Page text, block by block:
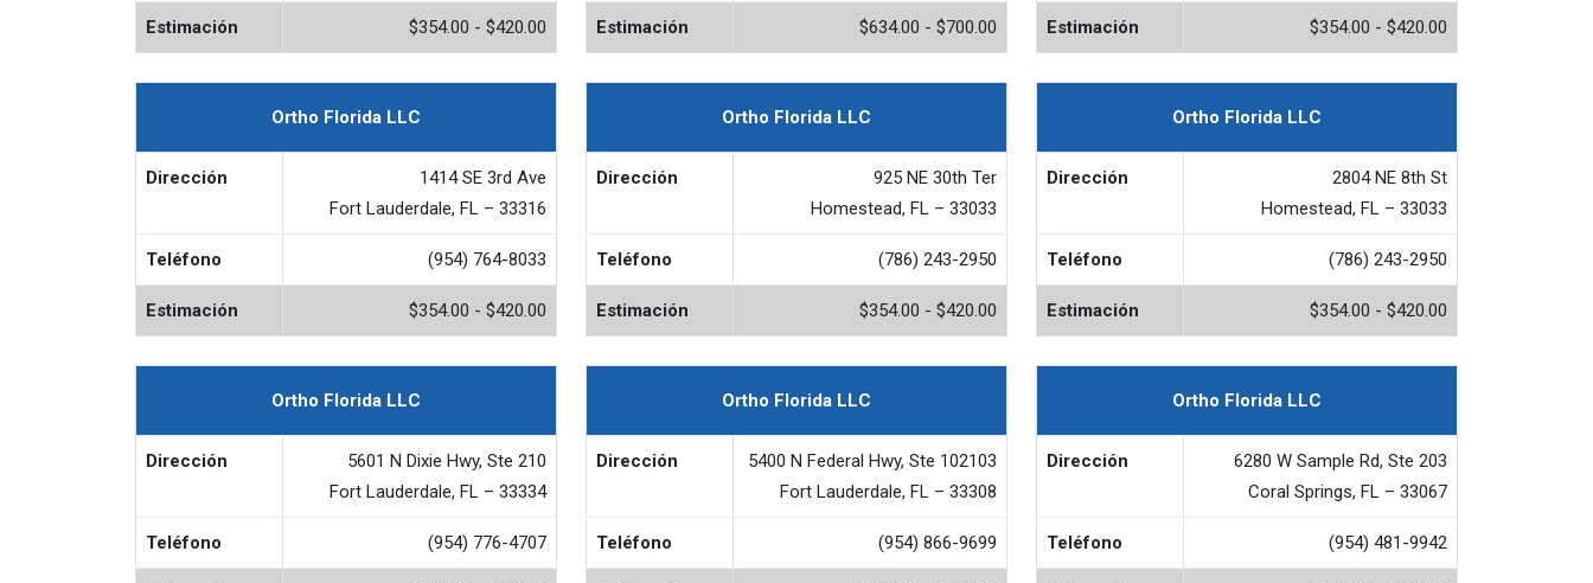
Estimación $354.00 - $420.00 Estimación $634.00 - $700.00 Estimación $354.00 - $420.00
Ortho Florida LLC
Dirección
1414 SE 3rd Ave
Fort Lauderdale, FL – 33316
Teléfono (954) 764-8033
Estimación $354.00 - $420.00
Ortho Florida LLC
Dirección
925 NE 30th Ter
Homestead, FL – 33033
Teléfono (786) 243-2950
Estimación $354.00 - $420.00
Ortho Florida LLC
Dirección
2804 NE 8th St
Homestead, FL – 33033
Teléfono (786) 243-2950
Estimación $354.00 - $420.00
Ortho Florida LLC
Dirección
5601 N Dixie Hwy, Ste 210
Fort Lauderdale, FL – 33334
Teléfono (954) 776-4707
Ortho Florida LLC
Dirección
5400 N Federal Hwy, Ste 102103
Fort Lauderdale, FL – 33308
Teléfono (954) 866-9699
Ortho Florida LLC
Dirección
6280 W Sample Rd, Ste 203
Coral Springs, FL – 33067
Teléfono (954) 481-9942